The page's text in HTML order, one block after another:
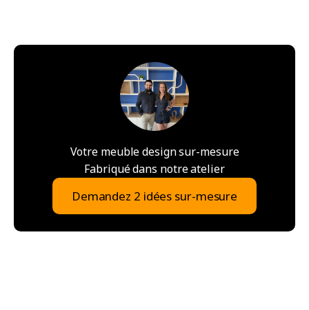
Votre meuble design sur-mesure
Fabriqué dans notre atelier
Demandez 2 idées sur-mesure